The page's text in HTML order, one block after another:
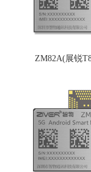
ZM82A(展锐